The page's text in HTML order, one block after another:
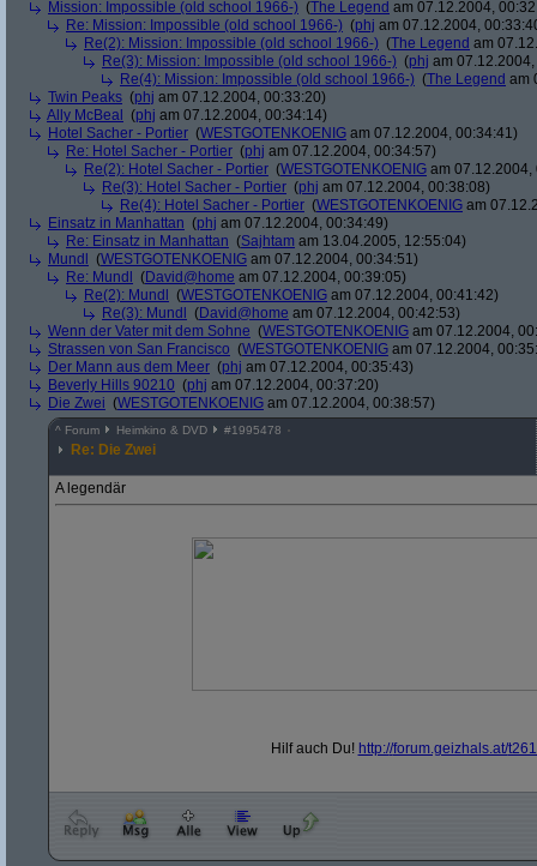
Mission: Impossible (old school 1966-) (The Legend am 07.12.2004,
Re: Mission: Impossible (old school 1966-) (phj am 07.12.2004,
Re(2): Mission: Impossible (old school 1966-) (The Legend am
Re(3): Mission: Impossible (old school 1966-) (phj am
Re(4): Mission: Impossible (old school 1966-) (The Legend am
Twin Peaks (phj am 07.12.2004, 00:33:20)
Ally McBeal
(phj am 07.12.2004, 00:34:14)
Hotel Sacher - Portier (WESTGOTENKOENIG am 07.12.2004, 00:34:41)
Re: Hotel Sacher - Portier (phj am 07.12.2004, 00:34:57)
Re(2): Hotel Sacher - Portier (WESTGOTENKOENIG am 07.12.2004,
Re(3): Hotel Sacher - Portier (phj am 07.12.2004, 00:38:08)
Re(4): Hotel Sacher - Portier (WESTGOTENKOENIG am
Einsatz in Manhattan (phj am 07.12.2004, 00:34:49)
Re: Einsatz in Manhattan (Sajhtam am 13.04.2005, 12:55:04)
Mundl
(WESTGOTENKOENIG am 07.12.2004, 00:34:51)
Re: Mundl
(David@home am 07.12.2004, 00:39:05)
Re(2): Mundl
(WESTGOTENKOENIG am 07.12.2004, 00:41:42)
Re(3): Mundl
(David@home am 07.12.2004, 00:42:53)
Wenn der Vater mit dem Sohne (WESTGOTENKOENIG am 07.12.2004,
Strassen von San Francisco (WESTGOTENKOENIG am 07.12.2004,
Der Mann aus dem Meer (phj am 07.12.2004, 00:35:43)
Beverly Hills 90210 (phj am 07.12.2004, 00:37:20)
Die Zwei (WESTGOTENKOENIG am 07.12.2004, 00:38:57)
^ Forum Heimkino & DVD #1995478
Re: Die Zwei
A legendär
Hilf auch Du! http://forum.geizhals.at/